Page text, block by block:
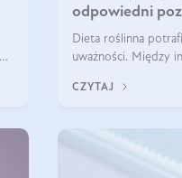
odpowiedni
Dieta roślinna
uważności. Między
naczyń połączonych.
CZYTAJ